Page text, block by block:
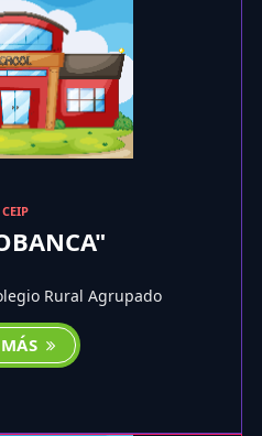
CEIP
Rural Agrupado